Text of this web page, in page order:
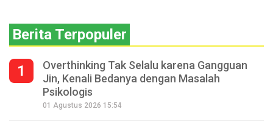
Berita Terpopuler
1
Overthinking Tak Selalu karena Gangguan
Jin, Kenali Bedanya dengan Masalah
Psikologis
01 Agustus 2026 15:54